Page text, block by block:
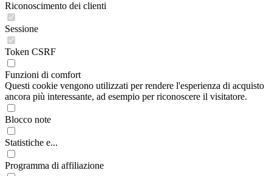
Riconoscimento dei clienti
Sessione
Token CSRF
Funzioni di comfort
Questi cookie vengono utilizzati per rendere l'esperienza di acquisto
ancora più interessante, ad esempio per riconoscere il visitatore.
Blocco note
Statistiche e...
Programma di affiliazione